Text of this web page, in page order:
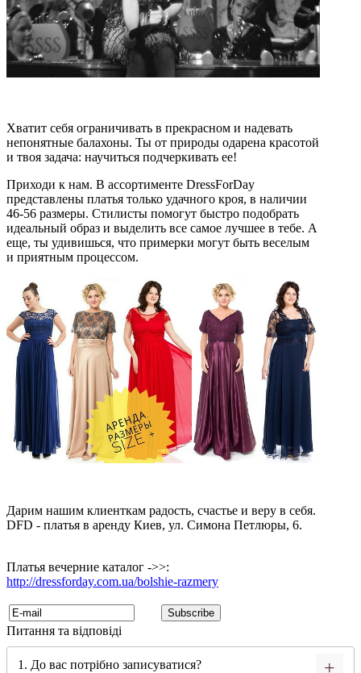
Хватит себя ограничивать в прекрасном и надевать
непонятные балахоны. Ты от природы одарена красотой
и твоя задача: научиться подчеркивать ее!
Приходи к нам. В ассортименте DressForDay
представлены платья только удачного кроя, в наличии
46-56 размеры. Стилисты помогут быстро подобрать
идеальный образ и выделить все самое лучшее в тебе. А
еще, ты удивишься, что примерки могут быть веселым
и приятным процессом.
Дарим нашим клиенткам радость, счастье и веру в себя.
DFD - платья в аренду Киев, ул. Симона Петлюры, 6.
Платья вечерние каталог ->>:
http://dressforday.com.ua/bolshie-razmery
Питання та відповіді
1. До вас потрібно записуватися?